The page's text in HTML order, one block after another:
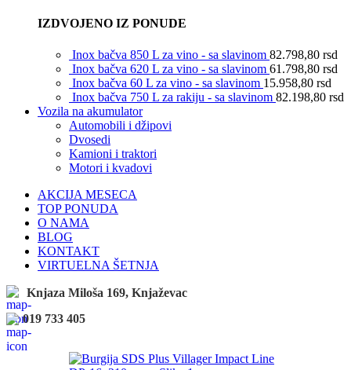
IZDVOJENO IZ PONUDE
Inox bačva 850 L za vino - sa slavinom 82.798,80 rsd
Inox bačva 620 L za vino - sa slavinom 61.798,80 rsd
Inox bačva 60 L za vino - sa slavinom 15.958,80 rsd
Inox bačva 750 L za rakiju - sa slavinom 82.198,80 rsd
Vozila na akumulator
Automobili i džipovi
Dvosedi
Kamioni i traktori
Motori i kvadovi
AKCIJA MESECA
TOP PONUDA
O NAMA
BLOG
KONTAKT
VIRTUELNA ŠETNJA
Knjaza Miloša 169, Knjaževac
019 733 405